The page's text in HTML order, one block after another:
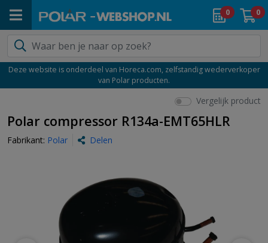
0 0
Deze website is onderdeel van Horeca.com, zelfstandig wederverkoper
van Polar producten.
Vergelijk product
Polar compressor R134a-EMT65HLR
Fabrikant: Polar Delen